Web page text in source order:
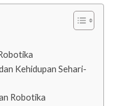
Kehidupan Sehari-
Robotika